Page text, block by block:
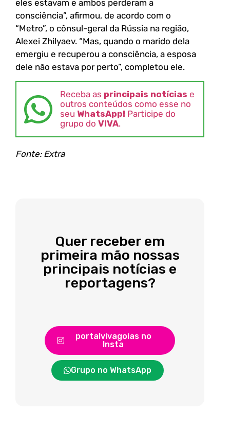
eles estavam e ambos perderam a
consciência”, afirmou, de acordo com o
“Metro”, o cônsul-geral da Rússia na região,
Alexei Zhilyaev. “Mas, quando o marido dela
emergiu e recuperou a consciência, a esposa
dele não estava por perto”, completou ele.
Receba as principais notícias e
outros conteúdos como esse no
seu WhatsApp! Participe do
grupo do VIVA.
Fonte: Extra
Quer receber em
primeira mão nossas
principais notícias e
reportagens?
portalvivagoias no
Insta
Grupo no WhatsApp